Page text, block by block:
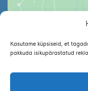
Kasutame küpsiseid, et
pakkuda isikupärastatud